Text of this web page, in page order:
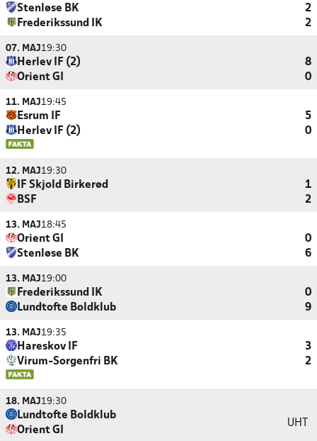
Stenløse BK
2
Frederikssund IK
2
07. MAJ19:30
Herlev IF (2)
8
Orient GI
0
11. MAJ19:45
Esrum IF
5
Herlev IF (2)
0
12. MAJ19:30
IF Skjold Birkerød
1
BSF
2
13. MAJ18:45
Orient GI
0
Stenløse BK
6
13. MAJ19:00
Frederikssund IK
0
Lundtofte Boldklub
9
13. MAJ19:35
Hareskov IF
3
Virum-Sorgenfri BK
2
18. MAJ19:30
Lundtofte Boldklub
Orient GI
UHT